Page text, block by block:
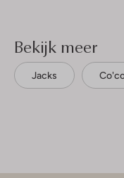
Bekijk meer
Jacks